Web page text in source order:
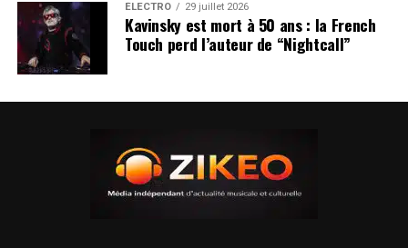
ÉLECTRO 29 juillet 2026
Kavinsky est mort à 50 ans : la French
Touch perd l’auteur de “Nightcall”